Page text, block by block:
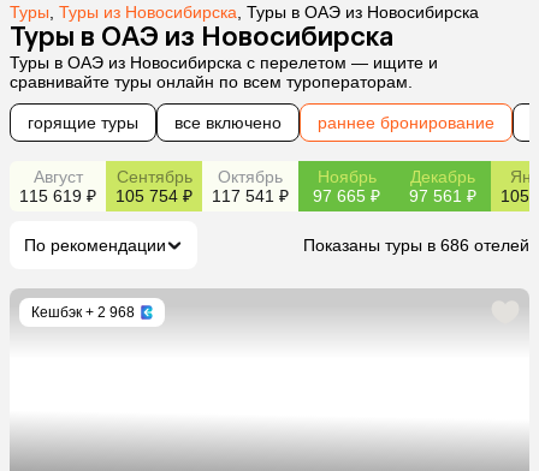
Туры Туры из Новосибирска Туры в ОАЭ из Новосибирска
Туры в ОАЭ из Новосибирска
Туры в ОАЭ из Новосибирска с перелетом — ищите и
сравнивайте туры онлайн по всем туроператорам.
горящие туры все включено раннее бронирование
Август
115 619 ₽
Сентябрь
105 754 ₽
Октябрь
117 541 ₽
Ноябрь
97 665 ₽
Декабрь
97 561 ₽
105
По рекомендации Показаны туры в 686 отелей
Кешбэк + 2 968